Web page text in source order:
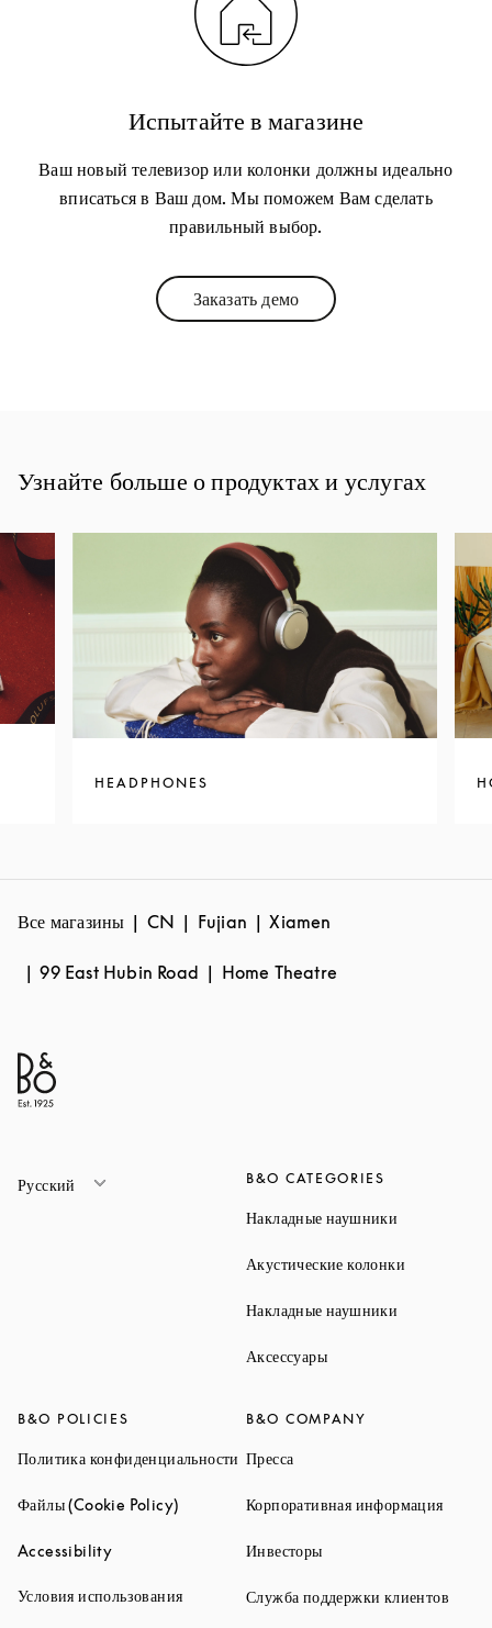
Испытайте в магазине
Ваш новый телевизор или колонки должны идеально
вписаться в Ваш дом. Мы поможем Вам сделать
правильный выбор.
Заказать демоLink Opens in New Tab
Узнайте больше о продуктах и услугах
HEADPHONES
Все магазины CN Fujian Xiamen
99 East Hubin Road Home Theatre
Русский B&O CATEGORIES
Накладные наушники
Акустические колонки
Накладные наушники
АксессуарыLink Opens in New
B&O POLICIES
Политика конфиденциальности Link Opens in New Tab
Файлы (Cookie Policy)Link Opens in New Tab
AccessibilityLink Opens in New Tab
Условия использованияLink Opens in New Tab
B&O COMPANY
ПрессаLink Opens in New Tab
Корпоративная информацияLink
ИнвесторыLink Opens in New Tab
Служба поддержки клиентов